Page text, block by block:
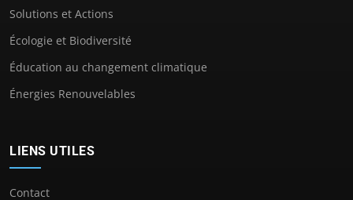
Solutions et Actions
Écologie et Biodiversité
Éducation au changement climatique
Énergies Renouvelables
LIENS UTILES
Contact